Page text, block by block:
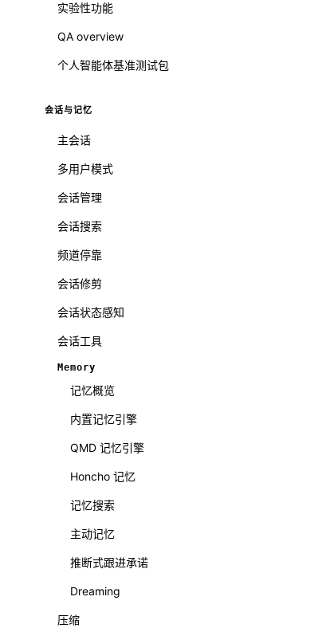
实验性功能
QA overview
个人智能体基准测试包
会话与记忆
主会话
多用户模式
会话管理
会话搜索
频道停靠
会话修剪
会话状态感知
会话工具
Memory
记忆概览
内置记忆引擎
QMD 记忆引擎
Honcho 记忆
记忆搜索
主动记忆
推断式跟进承诺
Dreaming
压缩